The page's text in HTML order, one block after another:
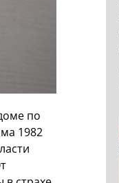
по
1982